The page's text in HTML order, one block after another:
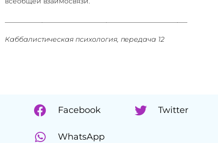
Каббалистическая психология, передача 12
Facebook Twitter
WhatsApp